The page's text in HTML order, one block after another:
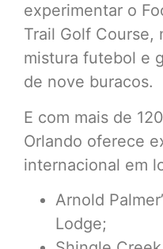
experimentar o
Trail Golf Course,
mistura futebol e
de nove buracos.
E com mais de
Orlando oferece
internacional em
Arnold
Lodge;